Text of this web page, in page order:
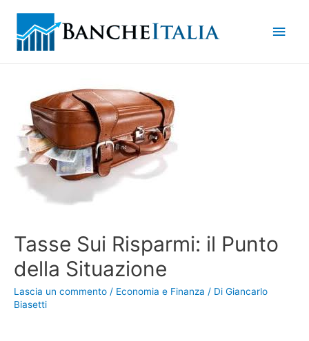
Tasse Sui Risparmi: il Punto
della Situazione
Lascia un commento / Economia e Finanza / Di Giancarlo
Biasetti